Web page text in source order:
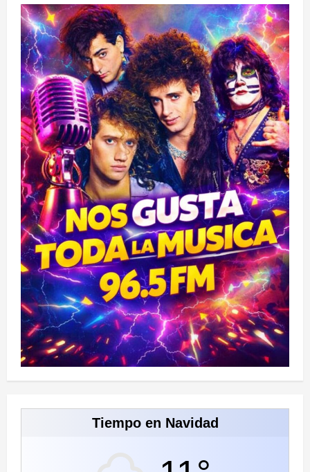
Tiempo en Navidad